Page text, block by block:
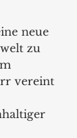
neue
zu
vereint